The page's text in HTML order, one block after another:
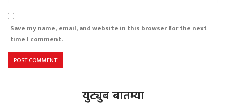
Save my name, email, and website in this browser for the next
time I comment.
युट्युब बातम्या